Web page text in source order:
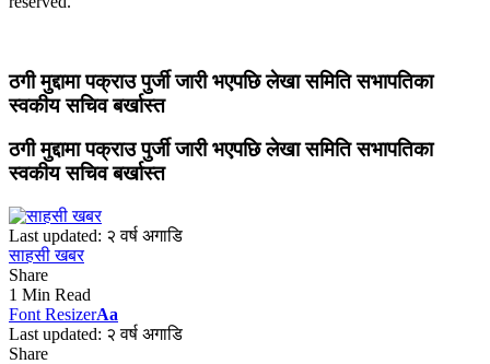
ठगी मुद्दामा पक्राउ पुर्जी जारी भएपछि लेखा समिति सभापतिका
स्वकीय सचिव बर्खास्त
ठगी मुद्दामा पक्राउ पुर्जी जारी भएपछि लेखा समिति सभापतिका
स्वकीय सचिव बर्खास्त
Last updated: २ वर्ष अगाडि
साहसी खबर
Share
1 Min Read
Font ResizerAa
Last updated: २ वर्ष अगाडि
Share